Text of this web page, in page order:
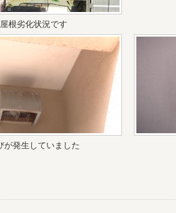
屋根劣化状況です
が発生していました